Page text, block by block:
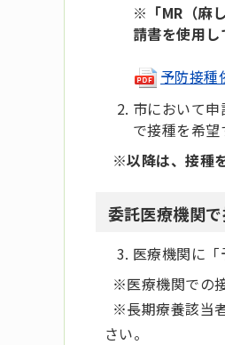
※ 「MR（
請書を使用し
予防接種
市において
で接種を希望
※以降は、接種
委託医療機関
医療機関に
※医療機関での
※長期療養該当
さい。